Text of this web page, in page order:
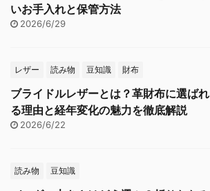
いお手入れと保管方法
2026/6/29
レザー 読み物 豆知識 財布
ブライドルレザーとは？革財布に選ばれ
る理由と経年変化の魅力を徹底解説
2026/6/22
読み物 豆知識